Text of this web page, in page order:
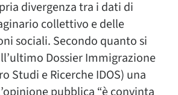
divergenza tra i dati di
collettivo e delle
sociali. Secondo quanto si
Dossier Immigrazione
Studi e Ricerche IDOS) una